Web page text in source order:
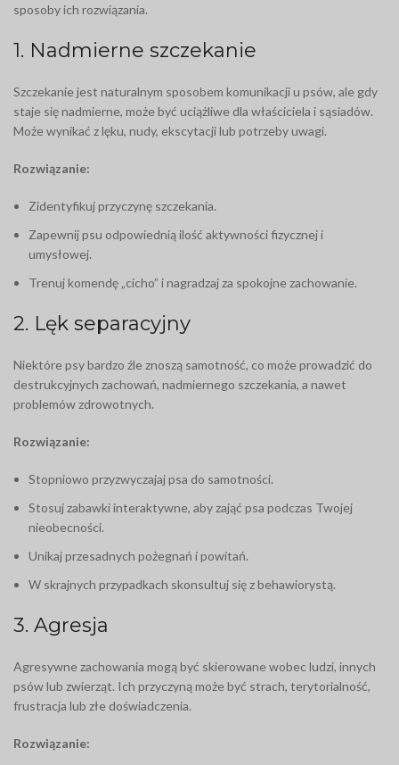
sposoby ich rozwiązania.
1. Nadmierne szczekanie
Szczekanie jest naturalnym sposobem komunikacji u psów, ale gdy
staje się nadmierne, może być uciążliwe dla właściciela i sąsiadów.
Może wynikać z lęku, nudy, ekscytacji lub potrzeby uwagi.
Rozwiązanie:
Zidentyfikuj przyczynę szczekania.
Zapewnij psu odpowiednią ilość aktywności fizycznej i
umysłowej.
Trenuj komendę „cicho” i nagradzaj za spokojne zachowanie.
2. Lęk separacyjny
Niektóre psy bardzo źle znoszą samotność, co może prowadzić do
destrukcyjnych zachowań, nadmiernego szczekania, a nawet
problemów zdrowotnych.
Rozwiązanie:
Stopniowo przyzwyczajaj psa do samotności.
Stosuj zabawki interaktywne, aby zająć psa podczas Twojej
nieobecności.
Unikaj przesadnych pożegnań i powitań.
W skrajnych przypadkach skonsultuj się z behawiorystą.
3. Agresja
Agresywne zachowania mogą być skierowane wobec ludzi, innych
psów lub zwierząt. Ich przyczyną może być strach, terytorialność,
frustracja lub złe doświadczenia.
Rozwiązanie: